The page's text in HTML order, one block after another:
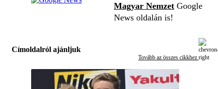
Magyar Nemzet Google
News oldalán is!
Címoldalról ajánljuk
Tovább az összes cikkhez